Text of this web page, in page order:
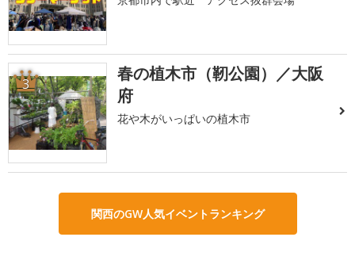
3
春の植木市（靭公園）／大阪
府
花や木がいっぱいの植木市
関西のGW人気イベントランキング